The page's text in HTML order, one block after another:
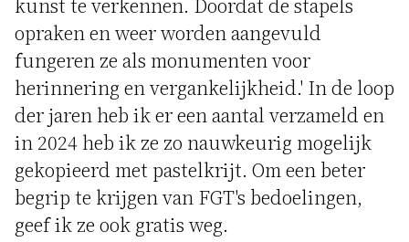
opraken en weer worden aangevuld
fungeren ze als monumenten voor
herinnering en vergankelijkheid.' In de loop
der jaren heb ik er een aantal verzameld en
in 2024 heb ik ze zo nauwkeurig mogelijk
gekopieerd met pastelkrijt. Om een beter
begrip te krijgen van FGT's bedoelingen,
geef ik ze ook gratis weg.